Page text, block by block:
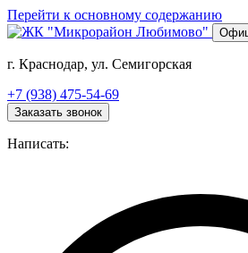
Перейти к основному содержанию
г. Краснодар, ул. Семигорская
+7 (938) 475-54-69
Заказать звонок
Написать: